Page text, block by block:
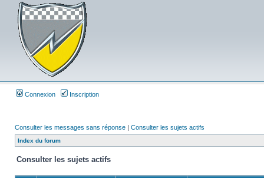
Connexion Inscription
Consulter les messages sans réponse | Consulter les sujets actifs
Index du forum
Consulter les sujets actifs